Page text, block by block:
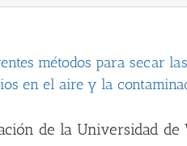
métodos para secar
en el aire y la
de la Universidad de